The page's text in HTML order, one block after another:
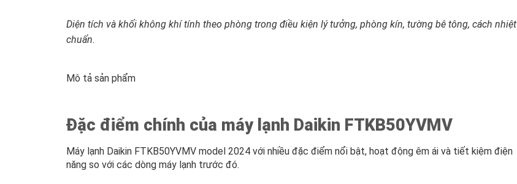
Diện tích và khối không khí tính theo phòng trong điều kiện lý tưởng, phòng kín, tường bê tông, cách nhiệt
chuẩn.
Mô tả sản phẩm
Đặc điểm chính của máy lạnh Daikin FTKB50YVMV
Máy lạnh Daikin FTKB50YVMV model 2024 với nhiều đặc điểm nổi bật, hoạt động êm ái và tiết kiệm điện
năng so với các dòng máy lạnh trước đó.